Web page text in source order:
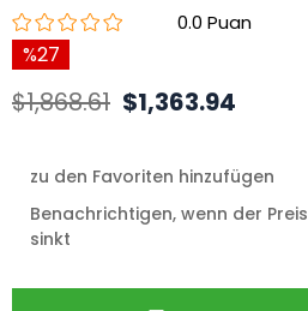
0.0
27
$1,868.61 $1,363.94
zu den Favoriten hinzufügen
Benachrichtigen, wenn der Preis
sinkt